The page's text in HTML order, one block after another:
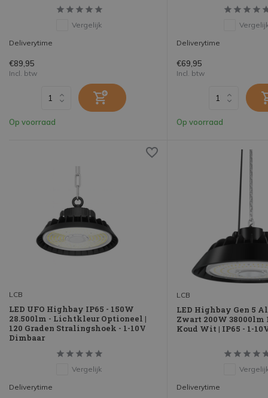
Vergelijk
Deliverytime
€89,95
Incl. btw
Op voorraad
Deliverytime
€69,95
Incl. btw
Op voorraad
LCB
LED UFO Highbay IP65 - 150W
28.500lm - Lichtkleur Optioneel |
120 Graden Stralingshoek - 1-10V
Dimbaar
Vergelijk
Deliverytime
LCB
LED Highbay Gen 5
Zwart 200W 38000lm
Koud Wit | IP65 - 1-
Deliverytime